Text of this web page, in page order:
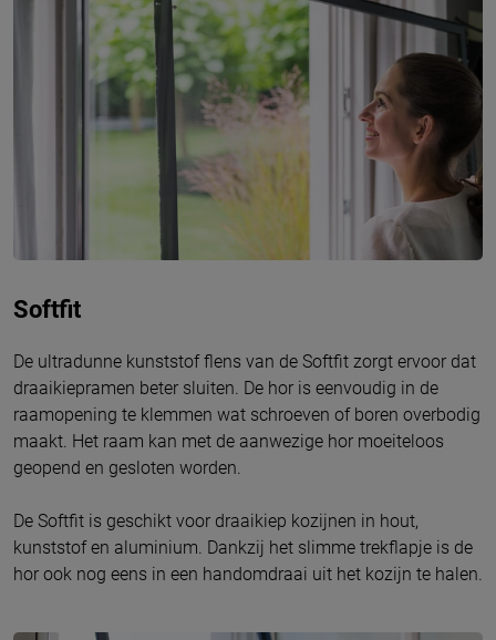
Softfit
De ultradunne kunststof flens van de Softfit zorgt ervoor dat
draaikiepramen beter sluiten. De hor is eenvoudig in de
raamopening te klemmen wat schroeven of boren overbodig
maakt. Het raam kan met de aanwezige hor moeiteloos
geopend en gesloten worden.
De Softfit is geschikt voor draaikiep kozijnen in hout,
kunststof en aluminium. Dankzij het slimme trekflapje is de
hor ook nog eens in een handomdraai uit het kozijn te halen.